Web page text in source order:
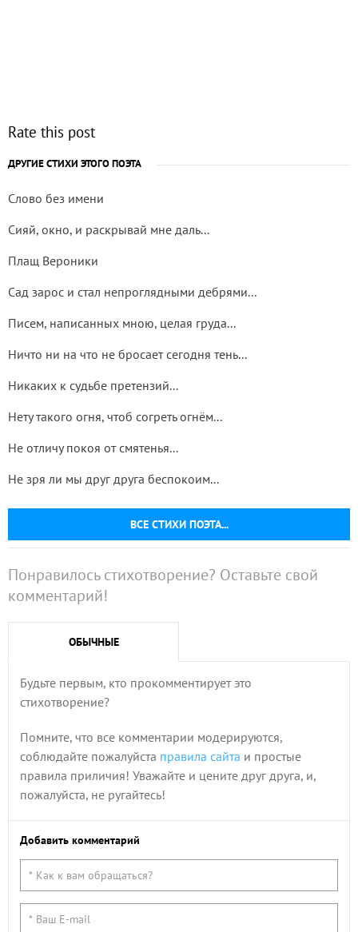
Rate this post
ДРУГИЕ СТИХИ ЭТОГО ПОЭТА
ВСЕ СТИХИ ПОЭТА...
Слово без имени
Сияй, окно, и раскрывай мне даль...
Плащ Вероники
Сад зарос и стал непроглядными дебрями...
Писем, написанных мною, целая груда...
Ничто ни на что не бросает сегодня тень...
Никаких к судьбе претензий...
Нету такого огня, чтоб согреть огнём...
Не отличу покоя от смятенья...
Не зря ли мы друг друга беспокоим...
Понравилось стихотворение? Оставьте свой
комментарий!
ОБЫЧНЫЕ
Будьте первым, кто прокомментирует это
стихотворение?
Помните, что все комментарии модерируются,
соблюдайте пожалуйста правила сайта и простые
правила приличия! Уважайте и цените друг друга, и,
пожалуйста, не ругайтесь!
Добавить комментарий